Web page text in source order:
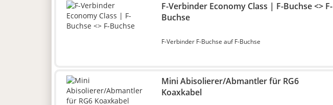
F-Verbinder Economy Class | F-Buchse <> F-
Buchse
F-Verbinder F-Buchse auf F-Buchse
Mini Abisolierer/Abmantler für RG6
Koaxkabel